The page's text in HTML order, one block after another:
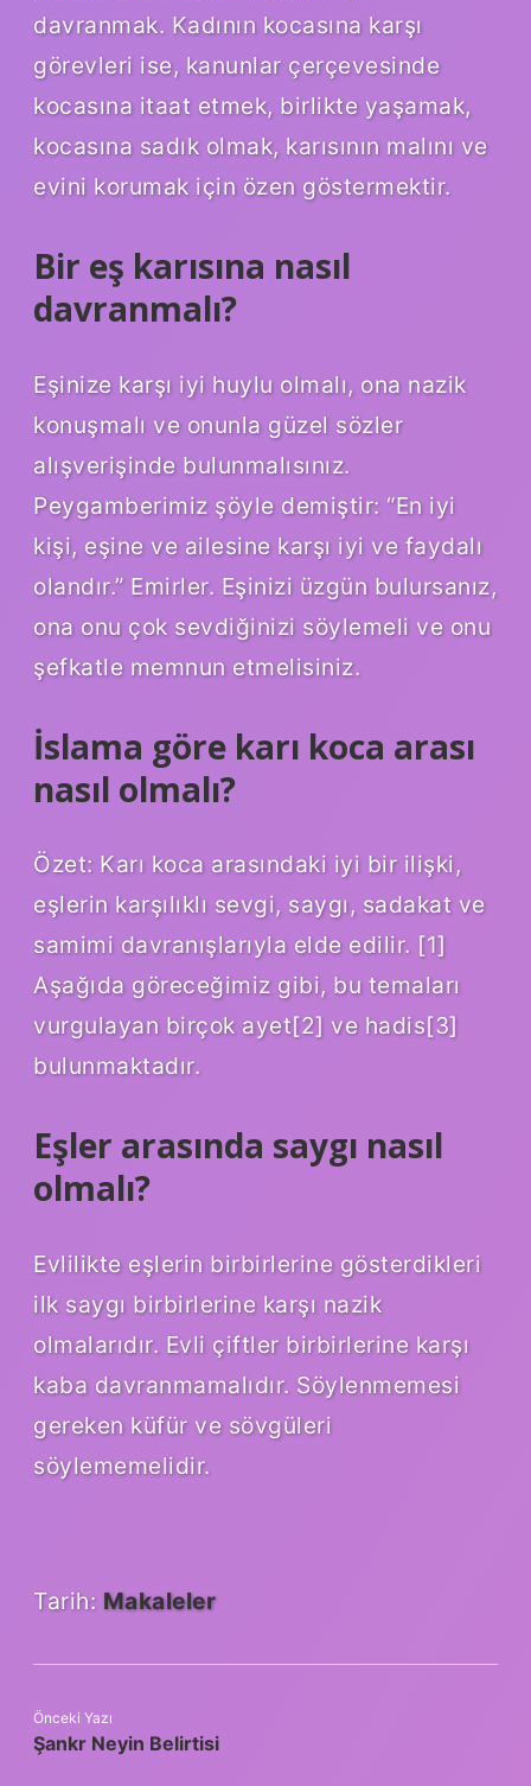
davranmak. Kadının kocasına karşı
görevleri ise, kanunlar çerçevesinde
kocasına itaat etmek, birlikte yaşamak,
kocasına sadık olmak, karısının malını ve
evini korumak için özen göstermektir.
Bir eş karısına nasıl
davranmalı?
Eşinize karşı iyi huylu olmalı, ona nazik
konuşmalı ve onunla güzel sözler
alışverişinde bulunmalısınız.
Peygamberimiz şöyle demiştir: “En iyi
kişi, eşine ve ailesine karşı iyi ve faydalı
olandır.” Emirler. Eşinizi üzgün bulursanız,
ona onu çok sevdiğinizi söylemeli ve onu
şefkatle memnun etmelisiniz.
İslama göre karı koca arası
nasıl olmalı?
Özet: Karı koca arasındaki iyi bir ilişki,
eşlerin karşılıklı sevgi, saygı, sadakat ve
samimi davranışlarıyla elde edilir. [1]
Aşağıda göreceğimiz gibi, bu temaları
vurgulayan birçok ayet[2] ve hadis[3]
bulunmaktadır.
Eşler arasında saygı nasıl
olmalı?
Evlilikte eşlerin birbirlerine gösterdikleri
ilk saygı birbirlerine karşı nazik
olmalarıdır. Evli çiftler birbirlerine karşı
kaba davranmamalıdır. Söylenmemesi
gereken küfür ve sövgüleri
söylememelidir.
Tarih: Makaleler
Önceki Yazı
Şankr Neyin Belirtisi